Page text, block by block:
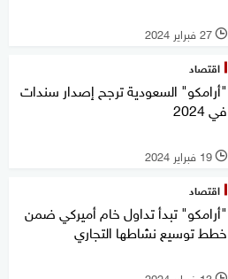
l 27 فبراير 2024
اقتصاد
"أرامكو" السعودية ترجح إصدار سندات
في 2024
l 19 فبراير 2024
اقتصاد
"أرامكو" تبدأ تداول خام أميركي ضمن
خطط توسيع نشاطها التجاري